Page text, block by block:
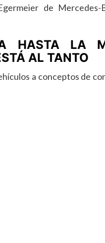
de Mercedes-
HASTA LA
AL TANTO
a conceptos de